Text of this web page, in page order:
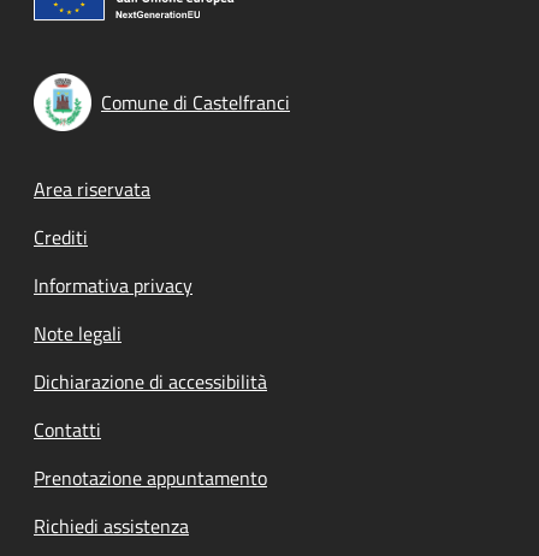
Comune di Castelfranci
Footer menu
Area riservata
Crediti
Informativa privacy
Note legali
Dichiarazione di accessibilità
Contatti
Prenotazione appuntamento
Richiedi assistenza